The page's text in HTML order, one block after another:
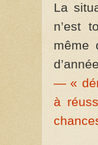
La
n’est
même
— «
à